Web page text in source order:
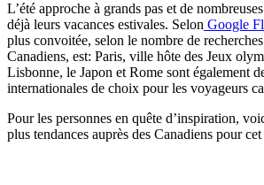
L’été approche à grands pas et de
déjà leurs vacances estivales. Selon Google
plus convoitée, selon le nombre de
Canadiens, est: Paris, ville hôte des Jeux
Lisbonne, le Japon et Rome sont également
internationales de choix pour les voyageurs
Pour les personnes en quête d’inspiration,
plus tendances auprès des Canadiens pour cet